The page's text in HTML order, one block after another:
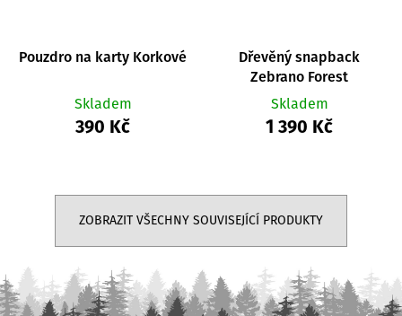
Pouzdro na karty Korkové
Skladem
390 Kč
Dřevěný snapback
Zebrano Forest
Skladem
1 390 Kč
ZOBRAZIT VŠECHNY SOUVISEJÍCÍ PRODUKTY